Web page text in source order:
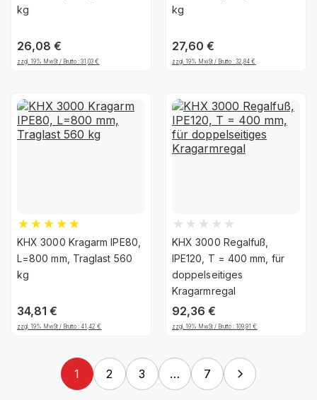
kg
26,08€
zzgl. 19% MwSt / Brutto :31,03€
kg
27,60€
zzgl. 19% MwSt / Brutto :32,84€
KHX 3000 Kragarm IPE80,
L=800 mm, Traglast 560
kg
34,81€
zzgl. 19% MwSt / Brutto :41,42€
KHX 3000 Regalfuß,
IPE120, T = 400 mm, für
doppelseitiges
Kragarmregal
92,36€
zzgl. 19% MwSt / Brutto :109,91€
1 2 3 … 7